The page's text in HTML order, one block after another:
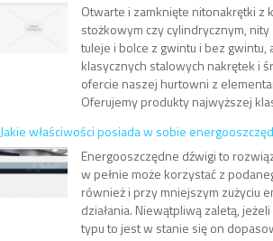
Otwarte i zamknięte nitonakrętki z
stożkowym czy cylindrycznym,
tuleje i bolce z gwintu i bez gwintu,
klasycznych stalowych nakrętek i
ofercie naszej hurtowni z
Oferujemy produkty najwyższej
Jakie właściwości posiada w sobie
Energooszczędne dźwigi to
w pełnie może korzystać z
również i przy mniejszym zużyciu
działania. Niewątpliwą zaletą,
typu to jest w stanie się on